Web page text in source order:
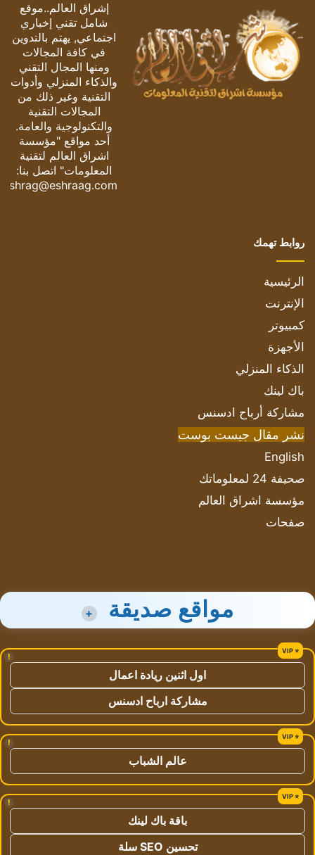
إشراق العالم..موقع
شامل تقني إخباري
اجتماعي, يهتم بالتدوين
في كافة المجالات
ومنها المجال التقني
والذكاء المنزلي وأدوات
التقنية وغير ذلك من
المجالات التقنية
والتكنولوجية والعامة.
أحد مواقع "مؤسسة
اشراق العالم لتقنية
المعلومات" اتصل بنا:
eshrag@eshraag.com
روابط تهمك
الرئيسية
الإنترنت
كمبيوتر
الأجهزة
الذكاء المنزلي
باك لينك
مشاركة أرباح ادسنس
نشر مقال جيست بوست
English
صحيفة 24 لمعلوماتك
مؤسسة اشراق العالم
صفحات
مواقع صديقة +
!
اول اثنين ريادة اعمال
مشاركة ارباح ادسنس
!
عالم الشباب
!
باقة باك لينك
تحسين SEO سلة